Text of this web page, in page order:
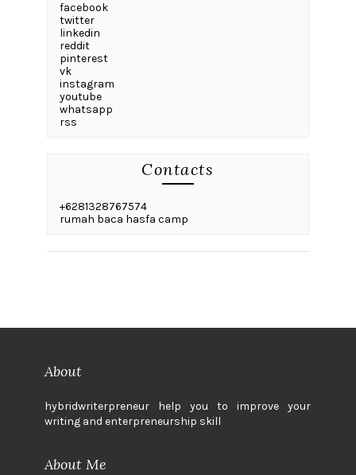
facebook
twitter
linkedin
reddit
pinterest
vk
instagram
youtube
whatsapp
rss
Contacts
+6281328767574
rumah baca hasfa camp
About
hybridwriterpreneur help you to improve your
writing and enterpreneurship skill
About Me